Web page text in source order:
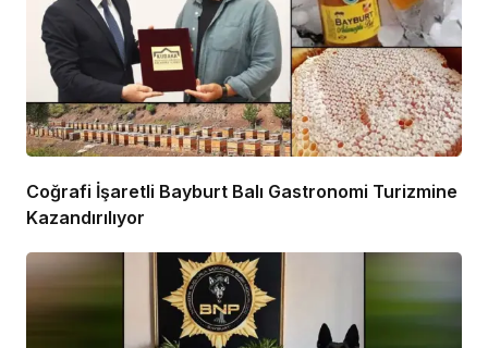
Coğrafi İşaretli Bayburt Balı Gastronomi Turizmine
Kazandırılıyor